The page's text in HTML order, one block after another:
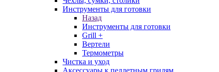
Инструменты для готовки
Назад
Инструменты для готовки
Grill +
Вертели
Термометры
Чистка и уход
Аксессуары к пеллетным грилям